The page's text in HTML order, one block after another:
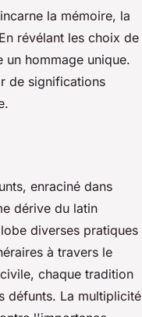
la mémoire, la
révélant les choix de
hommage unique.
de significations
enraciné dans
dérive du latin
diverses pratiques
à travers le
chaque tradition
défunts. La multiplicité